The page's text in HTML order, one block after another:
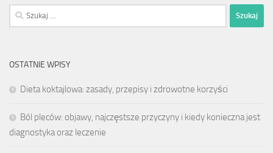
Szukaj:
OSTATNIE WPISY
Dieta koktajlowa: zasady, przepisy i zdrowotne korzyści
Ból pleców: objawy, najczęstsze przyczyny i kiedy konieczna jest
diagnostyka oraz leczenie